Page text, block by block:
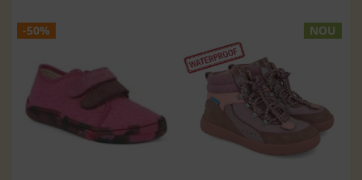
-50% NOU